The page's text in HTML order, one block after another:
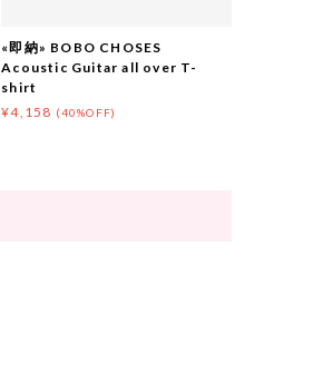
«即納» BOBO CHOSES
Acoustic Guitar all over T-
shirt
¥4,158 (40%OFF)